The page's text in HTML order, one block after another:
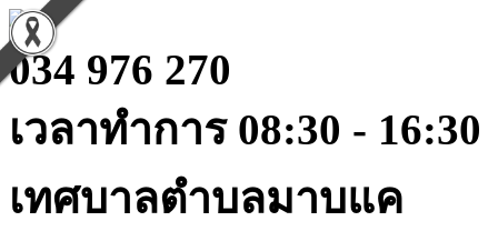
034 976 270
เวลาทำการ 08:30 - 16:30
เทศบาลตำบลมาบแค